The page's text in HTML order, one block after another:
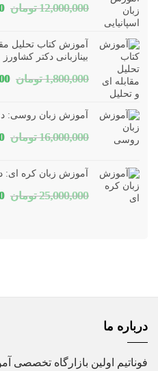
12,000,000 تومان
آموزش کتاب تحلیل
بینازبانی دکتر کشاورز
1,800,000 تومان
آموزش زبان روسی:
16,000,000 تومان
آموزش زبان کره ای:
25,000,000 تومان
درباره ما
فوناتیم اولین بازارگاه تخصصی